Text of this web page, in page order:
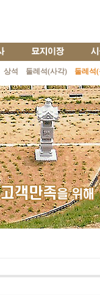
상석 둘레석(사각) 둘레석